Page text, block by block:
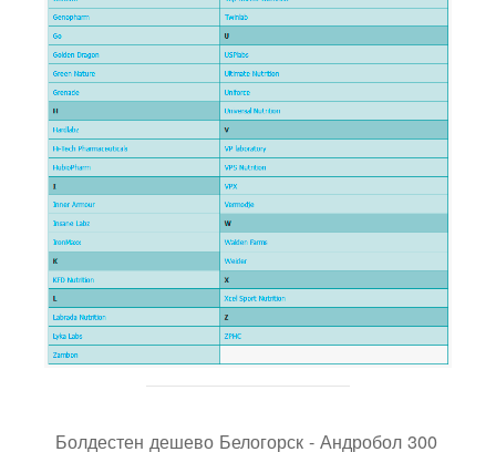
Болдестен дешево Белогорск - Андробол 300